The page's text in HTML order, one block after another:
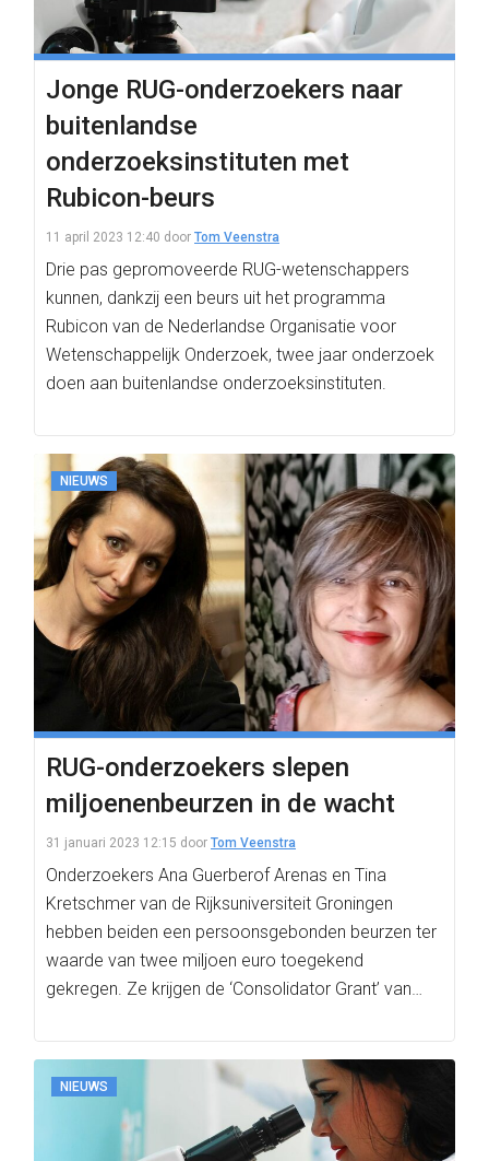
Jonge RUG-onderzoekers naar
buitenlandse
onderzoeksinstituten met
Rubicon-beurs
11 april 2023 12:40 door Tom Veenstra
Drie pas gepromoveerde RUG-wetenschappers
kunnen, dankzij een beurs uit het programma
Rubicon van de Nederlandse Organisatie voor
Wetenschappelijk Onderzoek, twee jaar onderzoek
doen aan buitenlandse onderzoeksinstituten.
NIEUWS
RUG-onderzoekers slepen
miljoenenbeurzen in de wacht
31 januari 2023 12:15 door Tom Veenstra
Onderzoekers Ana Guerberof Arenas en Tina
Kretschmer van de Rijksuniversiteit Groningen
hebben beiden een persoonsgebonden beurzen ter
waarde van twee miljoen euro toegekend
gekregen. Ze krijgen de ‘Consolidator Grant’ van…
NIEUWS